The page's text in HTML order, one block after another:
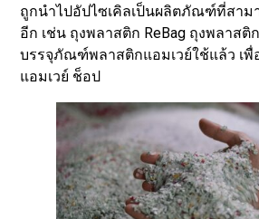
ถูกนำไปอัปไซเคิลเป็นผลิตภัณฑ์ที่สาม
อีก เช่น ถุงพลาสติก ReBag ถุงพลาส
บรรจุภัณฑ์พลาสติกแอมเวย์ใช้แล้ว เพื่
แอมเวย์ ช็อป